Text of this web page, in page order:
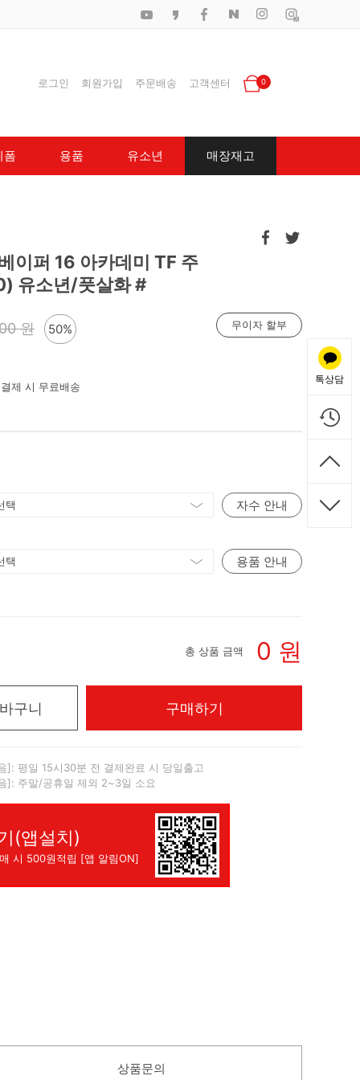
로그인 회원가입 주문배송 고객센터 0
폼 용품 유소년 매장재고
이퍼 16 아카데미 TF 주
유소년/풋살화 #
원 50% 무이자 할부
제 시 무료배송
자수 안내
용품 안내
총 상품 금액 0 원
구니 구매하기
]: 평일 15시30분 전 결제완료 시 당일출고
]: 주말/공휴일 제외 2~3일 소요
(앱설치)
시 500원적립 [앱 알림ON]
상품문의
톡상담